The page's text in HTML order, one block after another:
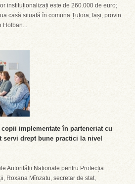
instituționalizați este de 260.000 de euro;
casă situată în comuna Țuțora, Iași, provin
Holban...
implementate în parteneriat cu
servi drept bune practici la nivel
Autorității Naționale pentru Protecția
Roxana Mînzatu, secretar de stat,